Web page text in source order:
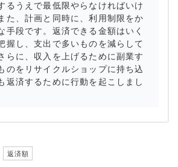
るうえで最低限やらなければいけ
た、計画と同時に、利用制限をか
手段です。返済できる金額はいく
握し、支出で多いものを減らして
らに、収入を上げるために副業す
のをリサイクルショップに持ち込
返済するために行動を起こしまし
返済額